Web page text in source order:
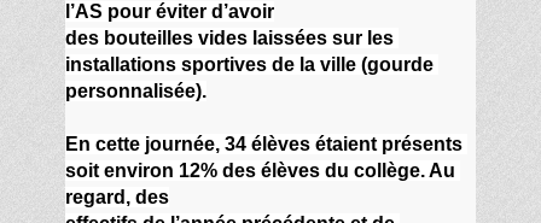
l’AS pour éviter d’avoir
des bouteilles vides laissées sur les
installations sportives de la ville (gourde
personnalisée).
En cette journée, 34 élèves étaient présents
soit environ 12% des élèves du collège. Au
regard, des